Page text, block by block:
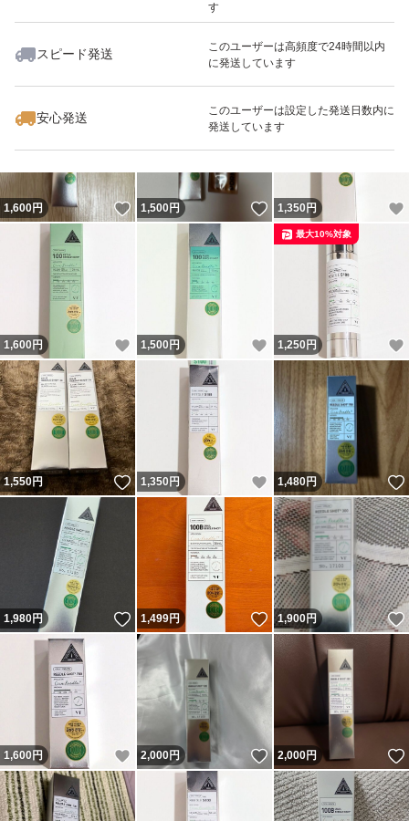
す
スピード発送
このユーザーは高頻度で24時間以内
に発送しています
安心発送
このユーザーは設定した発送日数内に
発送しています
いいね！
1,580
1,600円 いいね！
1,500円 いいね！
1,350 円
1,600 円 いいね！
1,500 円 いいね！
1,250 円
最大10%対象
1,550円 いいね！
1,350 円 いいね！
1,480円
1,980円 いいね！
1,499円 いいね！
1,900円
1,600円 いいね！
2,000円 いいね！
2,000円